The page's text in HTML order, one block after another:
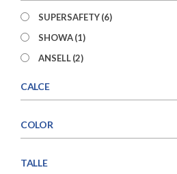
SUPERSAFETY (6)
SHOWA (1)
ANSELL (2)
CALCE
COLOR
TALLE